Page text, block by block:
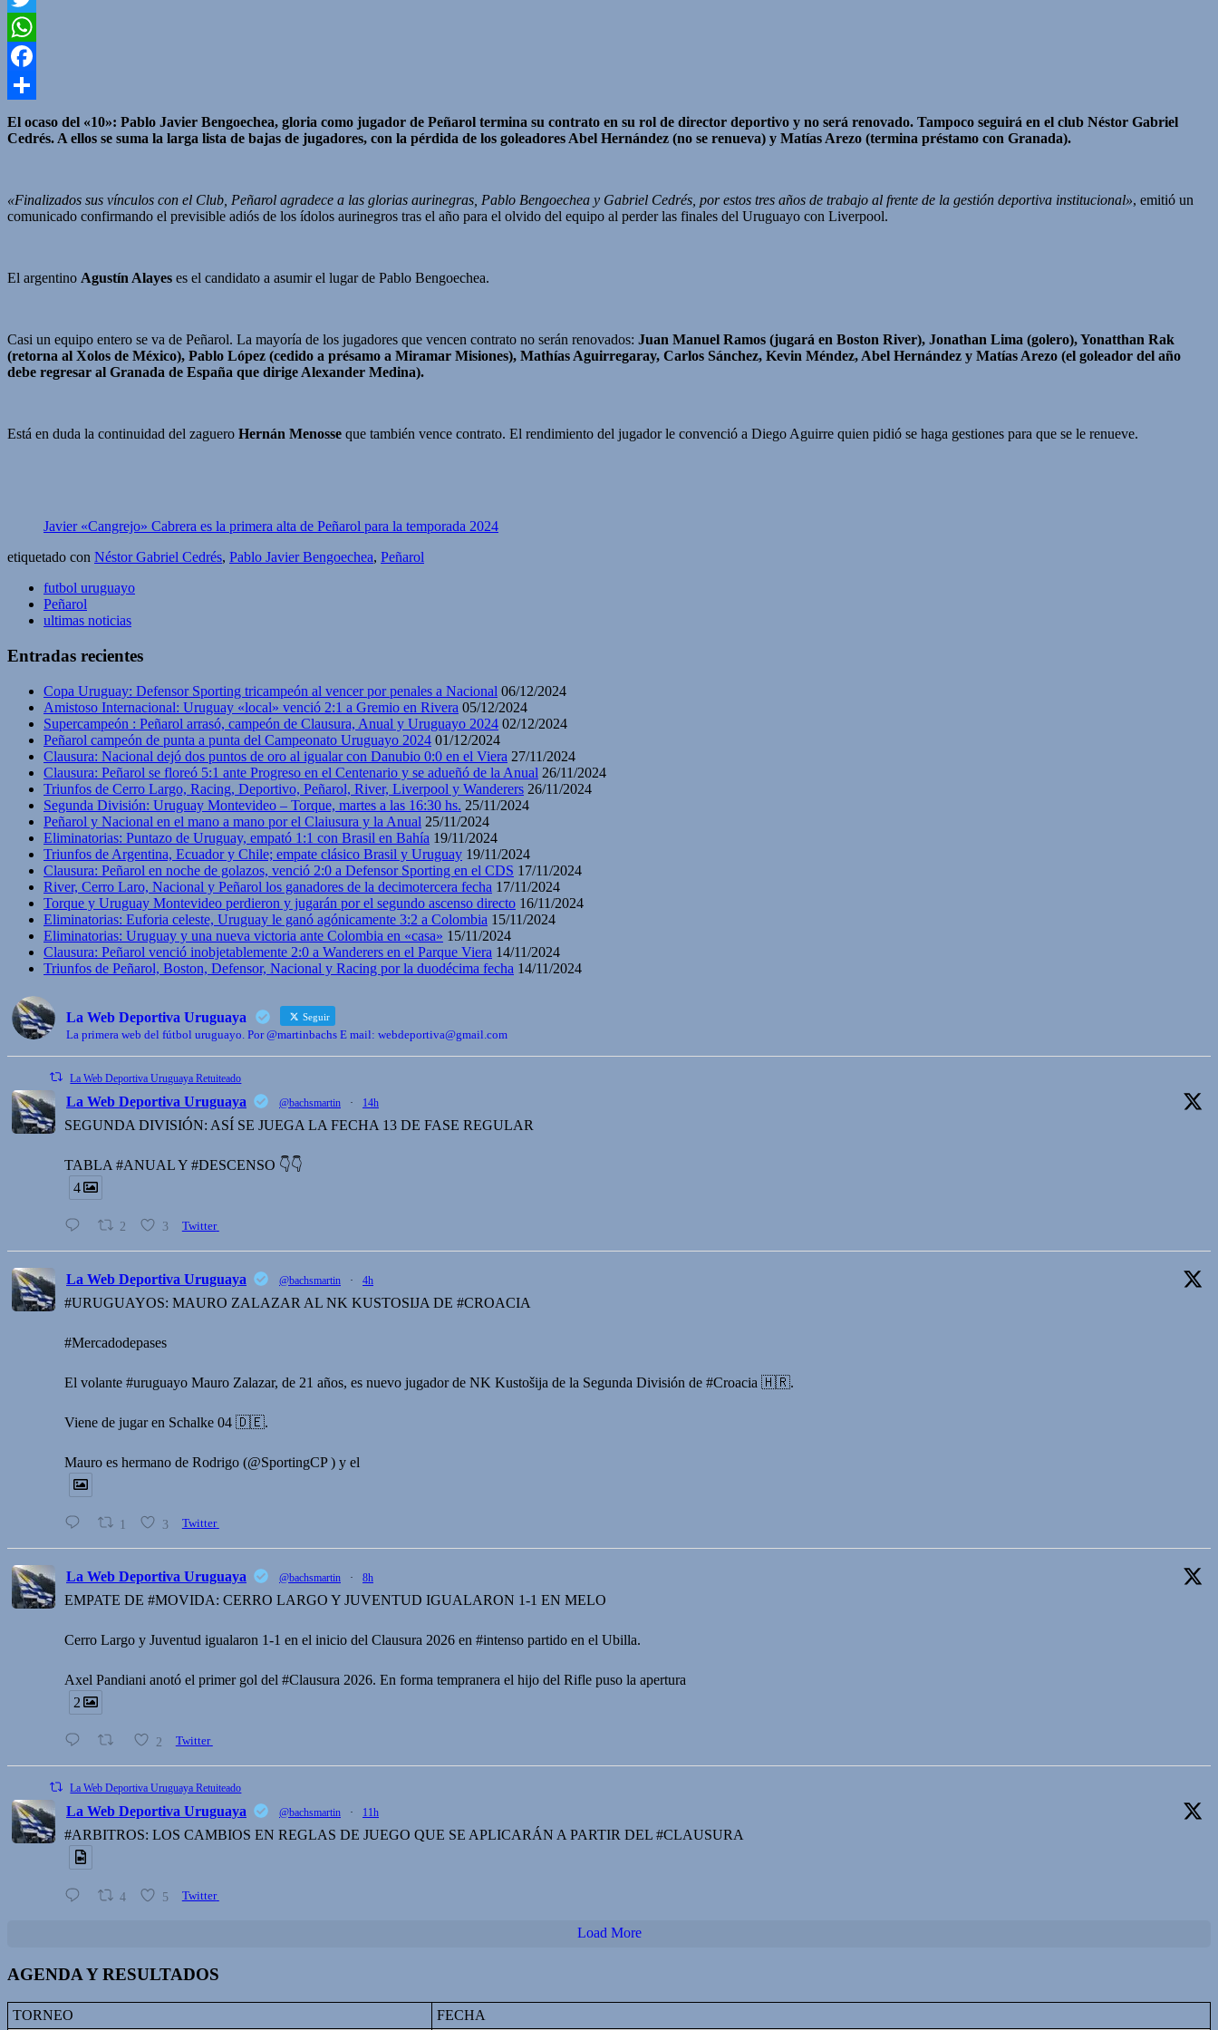
Twitter
WhatsApp
Facebook
Compartir
El ocaso del «10»: Pablo Javier Bengoechea, gloria como jugador de Peñarol termina su contrato en su rol de director deportivo y no será renovado. Tampoco seguirá en el club Néstor Gabriel
Cedrés. A ellos se suma la larga lista de bajas de jugadores, con la pérdida de los goleadores Abel Hernández (no se renueva) y Matías Arezo (termina préstamo con Granada).
«Finalizados sus vínculos con el Club, Peñarol agradece a las glorias aurinegras, Pablo Bengoechea y Gabriel Cedrés, por estos tres años de trabajo al frente de la gestión deportiva institucional», emitió un
comunicado confirmando el previsible adiós de los ídolos aurinegros tras el año para el olvido del equipo al perder las finales del Uruguayo con Liverpool.
El argentino Agustín Alayes es el candidato a asumir el lugar de Pablo Bengoechea.
Casi un equipo entero se va de Peñarol. La mayoría de los jugadores que vencen contrato no serán renovados: Juan Manuel Ramos (jugará en Boston River), Jonathan Lima (golero), Yonatthan Rak
(retorna al Xolos de México), Pablo López (cedido a présamo a Miramar Misiones), Mathías Aguirregaray, Carlos Sánchez, Kevin Méndez, Abel Hernández y Matías Arezo (el goleador del año
debe regresar al Granada de España que dirige Alexander Medina).
Está en duda la continuidad del zaguero Hernán Menosse que también vence contrato. El rendimiento del jugador le convenció a Diego Aguirre quien pidió se haga gestiones para que se le renueve.
Javier «Cangrejo» Cabrera es la primera alta de Peñarol para la temporada 2024
etiquetado con Néstor Gabriel Cedrés, Pablo Javier Bengoechea, Peñarol
futbol uruguayo
Peñarol
ultimas noticias
Entradas recientes
Copa Uruguay: Defensor Sporting tricampeón al vencer por penales a Nacional 06/12/2024
Amistoso Internacional: Uruguay «local» venció 2:1 a Gremio en Rivera 05/12/2024
Supercampeón : Peñarol arrasó, campeón de Clausura, Anual y Uruguayo 2024 02/12/2024
Peñarol campeón de punta a punta del Campeonato Uruguayo 2024 01/12/2024
Clausura: Nacional dejó dos puntos de oro al igualar con Danubio 0:0 en el Viera 27/11/2024
Clausura: Peñarol se floreó 5:1 ante Progreso en el Centenario y se adueñó de la Anual 26/11/2024
Triunfos de Cerro Largo, Racing, Deportivo, Peñarol, River, Liverpool y Wanderers 26/11/2024
Segunda División: Uruguay Montevideo – Torque, martes a las 16:30 hs. 25/11/2024
Peñarol y Nacional en el mano a mano por el Claiusura y la Anual 25/11/2024
Eliminatorias: Puntazo de Uruguay, empató 1:1 con Brasil en Bahía 19/11/2024
Triunfos de Argentina, Ecuador y Chile; empate clásico Brasil y Uruguay 19/11/2024
Clausura: Peñarol en noche de golazos, venció 2:0 a Defensor Sporting en el CDS 17/11/2024
River, Cerro Laro, Nacional y Peñarol los ganadores de la decimotercera fecha 17/11/2024
Torque y Uruguay Montevideo perdieron y jugarán por el segundo ascenso directo 16/11/2024
Eliminatorias: Euforia celeste, Uruguay le ganó agónicamente 3:2 a Colombia 15/11/2024
Eliminatorias: Uruguay y una nueva victoria ante Colombia en «casa» 15/11/2024
Clausura: Peñarol venció inobjetablemente 2:0 a Wanderers en el Parque Viera 14/11/2024
Triunfos de Peñarol, Boston, Defensor, Nacional y Racing por la duodécima fecha 14/11/2024
La Web Deportiva Uruguaya Seguir
La primera web del fútbol uruguayo. Por @martinbachs E mail: webdeportiva@gmail.com
La Web Deportiva Uruguaya Retuiteado
La Web Deportiva Uruguaya @bachsmartin · 14h
SEGUNDA DIVISIÓN: ASÍ SE JUEGA LA FECHA 13 DE FASE REGULAR
TABLA #ANUAL Y #DESCENSO 👇👇
4
2 3 Twitter
La Web Deportiva Uruguaya @bachsmartin · 4h
#URUGUAYOS: MAURO ZALAZAR AL NK KUSTOSIJA DE #CROACIA
#Mercadodepases
El volante #uruguayo Mauro Zalazar, de 21 años, es nuevo jugador de NK Kustošija de la Segunda División de #Croacia 🇭🇷.
Viene de jugar en Schalke 04 🇩🇪.
Mauro es hermano de Rodrigo (@SportingCP ) y el
1 3 Twitter
La Web Deportiva Uruguaya @bachsmartin · 8h
EMPATE DE #MOVIDA: CERRO LARGO Y JUVENTUD IGUALARON 1-1 EN MELO
Cerro Largo y Juventud igualaron 1-1 en el inicio del Clausura 2026 en #intenso partido en el Ubilla.
Axel Pandiani anotó el primer gol del #Clausura 2026. En forma tempranera el hijo del Rifle puso la apertura
2
2 Twitter
La Web Deportiva Uruguaya Retuiteado
La Web Deportiva Uruguaya @bachsmartin · 11h
#ARBITROS: LOS CAMBIOS EN REGLAS DE JUEGO QUE SE APLICARÁN A PARTIR DEL #CLAUSURA
4 5 Twitter
Load More
AGENDA Y RESULTADOS
TORNEO
FECHA